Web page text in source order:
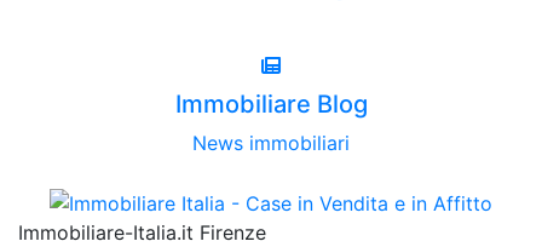
Immobiliare Blog
News immobiliari
Immobiliare-Italia.it Firenze